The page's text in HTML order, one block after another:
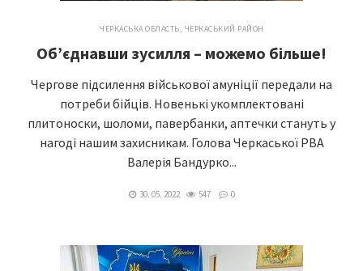
ЧЕРКАСЬКА ОБЛАСТЬ, ЧЕРКАСЬКИЙ РАЙОН
Об’єднавши зусилля – можемо більше!
Чергове підсилення військової амуніції передали на
потреби бійців. Новенькі укомплектовані
плитоноски, шоломи, павербанки, аптечки стануть у
нагоді нашим захисникам. Голова Черкаської РВА
Валерія Бандурко...
30. 05. 2022 547 0